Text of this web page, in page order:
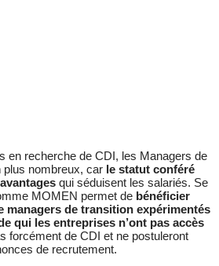
en recherche de CDI, les Managers de
plus nombreux, car le statut conféré
qui séduisent les salariés. Se
MOMEN permet de bénéficier
managers de transition expérimentés
qui les entreprises n’ont pas accès
forcément de CDI et ne postuleront
de recrutement.